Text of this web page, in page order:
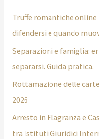
Truffe romantiche online
difendersi e quando
Separazioni e famiglia:
separarsi. Guida pratica.
Rottamazione delle
2026
Arresto in Flagranza e
tra Istituti Giuridici